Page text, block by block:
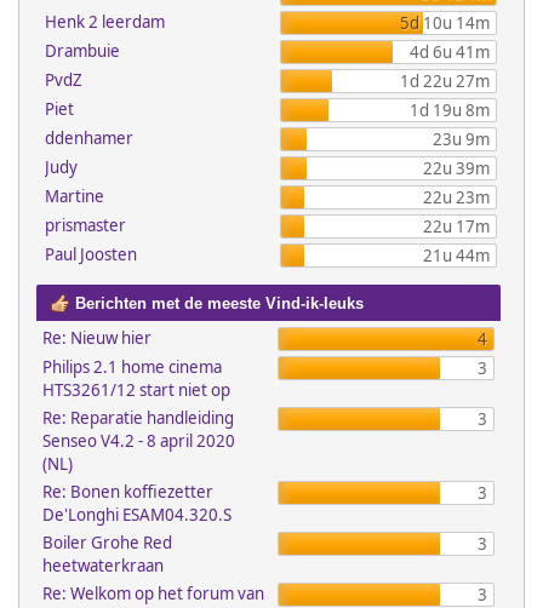
Henk 2 leerdam
5d 10u 14m
Drambuie
4d 6u 41m
PvdZ
1d 22u 27m
Piet
1d 19u 8m
ddenhamer
23u 9m
Judy
22u 39m
Martine
22u 23m
prismaster
22u 17m
Paul Joosten
21u 44m
Berichten met de meeste Vind-ik-leuks
Re: Nieuw hier
4
Philips 2.1 home cinema
HTS3261/12 start niet op
3
Re: Reparatie handleiding
Senseo V4.2 - 8 april 2020
(NL)
3
Re: Bonen koffiezetter
De'Longhi ESAM04.320.S
3
Boiler Grohe Red
heetwaterkraan
3
Re: Welkom op het forum van
3